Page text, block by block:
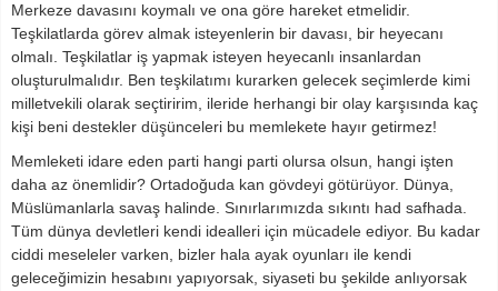
Merkeze davasını koymalı ve ona göre hareket etmelidir.
Teşkilatlarda görev almak isteyenlerin bir davası, bir heyecanı
olmalı. Teşkilatlar iş yapmak isteyen heyecanlı insanlardan
oluşturulmalıdır. Ben teşkilatımı kurarken gelecek seçimlerde kimi
milletvekili olarak seçtiririm, ileride herhangi bir olay karşısında kaç
kişi beni destekler düşünceleri bu memlekete hayır getirmez!
Memleketi idare eden parti hangi parti olursa olsun, hangi işten
daha az önemlidir? Ortadoğuda kan gövdeyi götürüyor. Dünya,
Müslümanlarla savaş halinde. Sınırlarımızda sıkıntı had safhada.
Tüm dünya devletleri kendi idealleri için mücadele ediyor. Bu kadar
ciddi meseleler varken, bizler hala ayak oyunları ile kendi
geleceğimizin hesabını yapıyorsak, siyaseti bu şekilde anlıyorsak